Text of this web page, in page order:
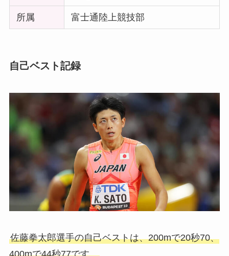
所属 富士通陸上競技部
自己ベスト記録
佐藤拳太郎選手の自己ベストは、200mで20秒70、
400mで44秒77です。